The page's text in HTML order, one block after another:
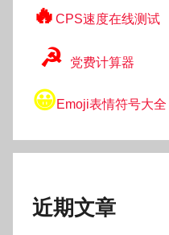
🔥 CPS速度在线测试
☭ 党费计算器
😀Emoji表情符号大全
近期文章